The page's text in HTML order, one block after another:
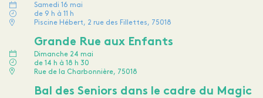
Samedi 16 mai
de 9 h à 11 h
Piscine Hébert, 2 rue des Fillettes, 75018
Grande Rue aux Enfants
Dimanche 24 mai
de 14 h à 18 h 30
Rue de la Charbonnière, 75018
Bal des Seniors dans le cadre du Magic